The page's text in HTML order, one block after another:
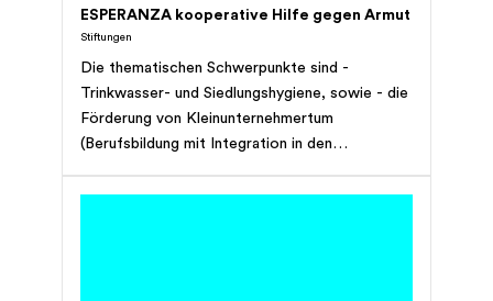
ESPERANZA kooperative Hilfe gegen Armut
Stiftungen
Die thematischen Schwerpunkte sind -
Trinkwasser- und Siedlungshygiene, sowie - die
Förderung von Kleinunternehmertum
(Berufsbildung mit Integration in den
strategischen Schwerpunktländer teilen sich